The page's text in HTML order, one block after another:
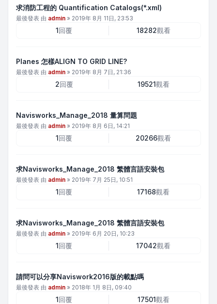
求消防工程的 Quantification Catalogs(*.xml)
最後發表 由 admin » 2019年 8月 11日, 23:53
1回覆 18282觀看
Planes 怎樣ALIGN TO GRID LINE?
最後發表 由 admin » 2019年 8月 7日, 21:36
2回覆 19521觀看
Navisworks_Manage_2018 量算問題
最後發表 由 admin » 2019年 8月 6日, 14:21
1回覆 20266觀看
求Navisworks_Manage_2018 繁體言語安裝包
最後發表 由 admin » 2019年 7月 25日, 10:51
1回覆 17168觀看
求Navisworks_Manage_2018 繁體言語安裝包
最後發表 由 admin » 2019年 6月 20日, 10:23
1回覆 17042觀看
請問可以分享Naviswork2016版的載點嗎
最後發表 由 admin » 2018年 1月 8日, 09:40
1回覆 17501觀看